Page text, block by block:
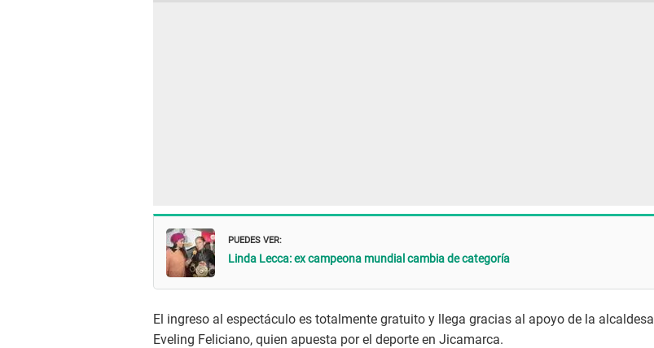
PUEDES VER:
Linda Lecca: ex campeona mundial cambia de categoría
El ingreso al espectáculo es totalmente gratuito y llega gracias al apoyo de la alcaldesa
Eveling Feliciano, quien apuesta por el deporte en Jicamarca.